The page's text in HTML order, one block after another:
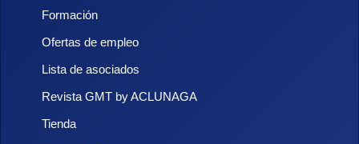
Formación
Ofertas de empleo
Lista de asociados
Revista GMT by ACLUNAGA
Tienda